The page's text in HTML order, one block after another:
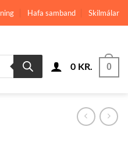
Hafa samband Skilmálar
0 KR. 0